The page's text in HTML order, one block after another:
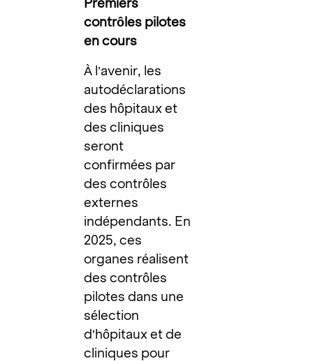
Premiers
contrôles pilotes
en cours
À l’avenir, les
autodéclarations
des hôpitaux et
des cliniques
seront
confirmées par
des contrôles
externes
indépendants. En
2025, ces
organes réalisent
des contrôles
pilotes dans une
sélection
d’hôpitaux et de
cliniques pour